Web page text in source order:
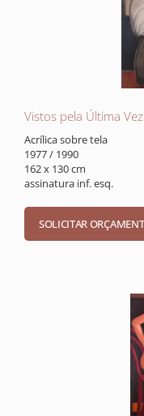
Vistos pela Última Vez
Acrílica sobre tela
1977 / 1990
162 x 130 cm
assinatura inf. esq.